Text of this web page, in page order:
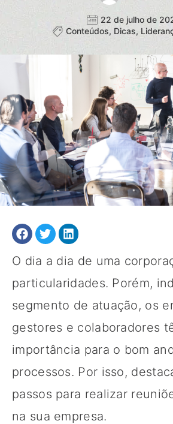
22 de julho de
Conteúdos, Dicas,
O dia a dia de uma
particularidades. Porém,
segmento de atuação, os
gestores e colaboradores
importância para o bom
processos. Por isso,
passos para realizar
na sua empresa.